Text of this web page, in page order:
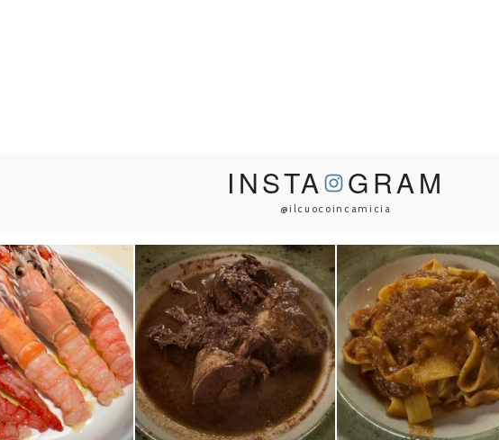
INSTA GRAM
@ilcuocoincamicia